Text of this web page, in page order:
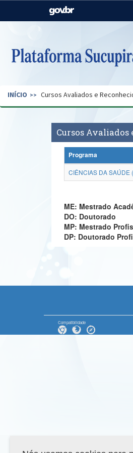
Casa Civil
Pecuária e Abastecimento
Secretaria de Governo
INÍCIO Cursos Avaliados e
Cursos Avaliados
Programa
CIÊNCIAS DA
ME: Mestrado
DO: Doutorado
MP: Mestrado
DP: Doutorado
Compatibilidade